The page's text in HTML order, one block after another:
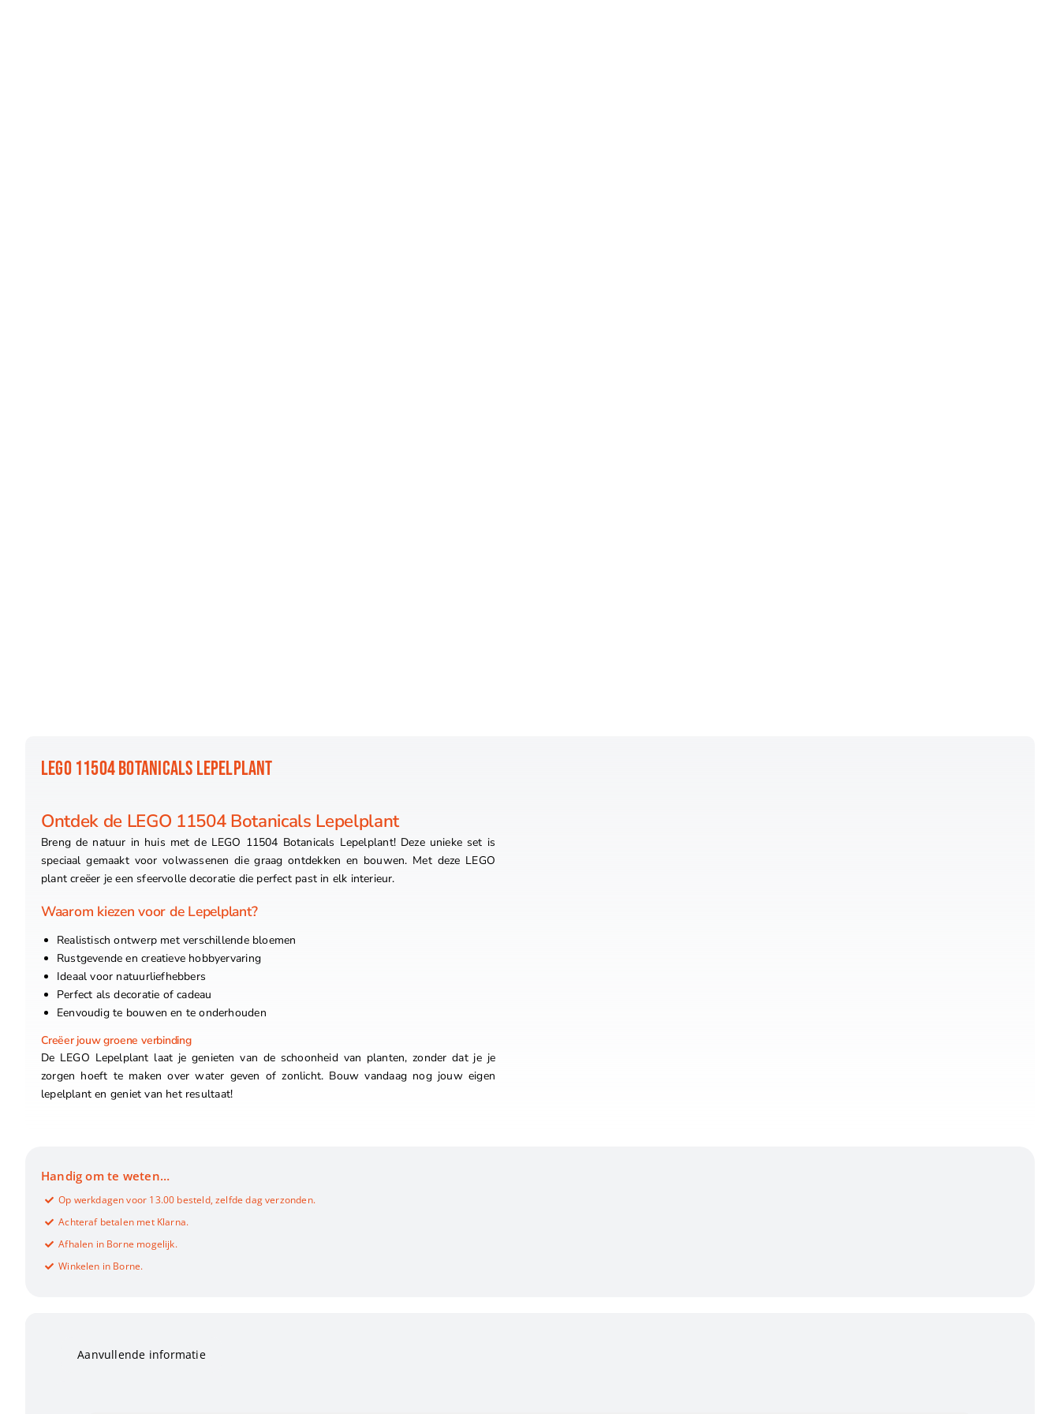
LEGO 11504 BOTANICALS LEPELPLANT
Ontdek de LEGO 11504 Botanicals Lepelplant
Breng de natuur in huis met de LEGO 11504 Botanicals Lepelplant! Deze unieke set is
speciaal gemaakt voor volwassenen die graag ontdekken en bouwen. Met deze LEGO
plant creëer je een sfeervolle decoratie die perfect past in elk interieur.
Waarom kiezen voor de Lepelplant?
Realistisch ontwerp met verschillende bloemen
Rustgevende en creatieve hobbyervaring
Ideaal voor natuurliefhebbers
Perfect als decoratie of cadeau
Eenvoudig te bouwen en te onderhouden
Creëer jouw groene verbinding
De LEGO Lepelplant laat je genieten van de schoonheid van planten, zonder dat je je
zorgen hoeft te maken over water geven of zonlicht. Bouw vandaag nog jouw eigen
lepelplant en geniet van het resultaat!
Handig om te weten…
Op werkdagen voor 13.00 besteld, zelfde dag verzonden.
Achteraf betalen met Klarna.
Afhalen in Borne mogelijk.
Winkelen in Borne.
Aanvullende informatie